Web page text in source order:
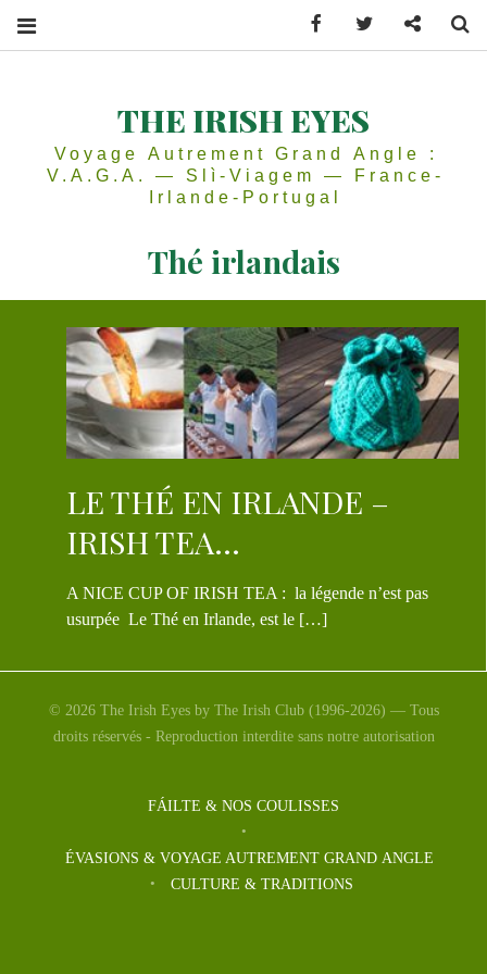
THE IRISH EYES
Voyage Autrement Grand Angle :
V.A.G.A. — Slì-Viagem — France-
Irlande-Portugal
Thé irlandais
LE THÉ EN IRLANDE –
IRISH TEA…
A NICE CUP OF IRISH TEA : la légende n’est pas
usurpée Le Thé en Irlande, est le […]
© 2026 The Irish Eyes by The Irish Club (1996-2026) — Tous
droits réservés - Reproduction interdite sans notre autorisation
FÁILTE & NOS COULISSES
ÉVASIONS & VOYAGE AUTREMENT GRAND ANGLE
CULTURE & TRADITIONS
Facebook Twitter